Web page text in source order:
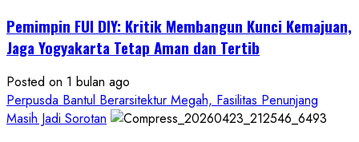
KDMP
Rp1,6
Diduga
Hanya
Separuhnya
Pemimpin FUI DIY: Kritik Membangun Kunci Kemajuan,
Jaga Yogyakarta Tetap Aman dan Tertib
Posted on 1 bulan ago
Perpusda Bantul Berarsitektur Megah, Fasilitas Penunjang
Masih Jadi Sorotan